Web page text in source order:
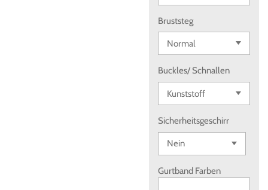
Bruststeg
Buckles/ Schnallen
Sicherheitsgeschirr
Gurtband Farben